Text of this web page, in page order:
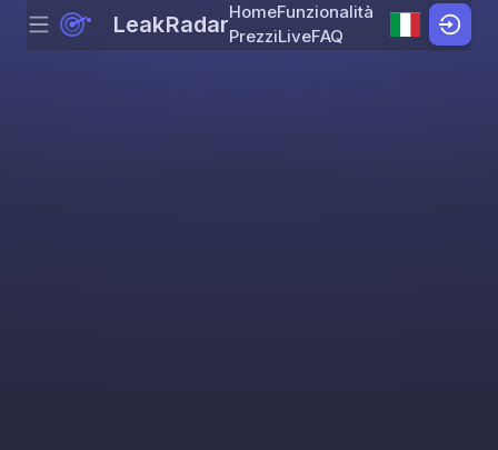
Skip to content
Menu LeakRadarHomeFunzionalità
PrezziLiveFAQ